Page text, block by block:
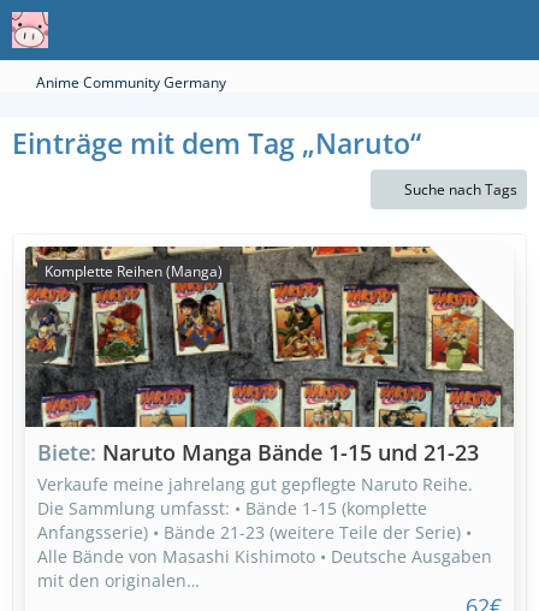
Anime Community Germany
Einträge mit dem Tag „Naruto“
Suche nach Tags
Komplette Reihen (Manga)
Biete Naruto Manga Bände 1-15 und 21-23
Verkaufe meine jahrelang gut gepflegte Naruto Reihe.
Die Sammlung umfasst: • Bände 1-15 (komplette
Anfangsserie) • Bände 21-23 (weitere Teile der Serie) •
Alle Bände von Masashi Kishimoto • Deutsche Ausgaben
mit den originalen…